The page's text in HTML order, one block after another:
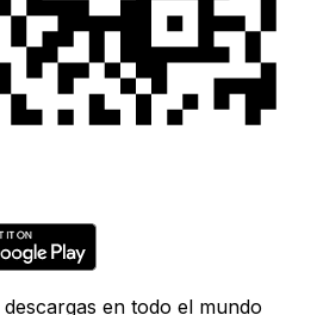
descargas en todo el mundo